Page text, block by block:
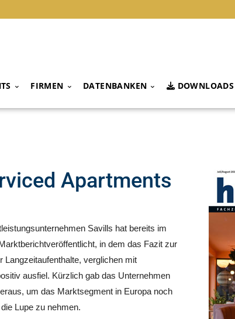
FIRMEN DATENBANKEN DOWNLOADS
Apartments
Savills hat bereits im
in dem das Fazit zur
Langzeitaufenthalte, verglichen mit
ausfiel. Kürzlich gab das Unternehmen
um das Marktsegment in Europa noch
Lupe zu nehmen.